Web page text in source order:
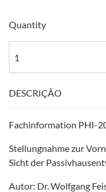
Quantity
DESCRIÇÃO
Fachinformation PHI-
Stellungnahme zur
Sicht der
Autor: Dr. Wolfgang